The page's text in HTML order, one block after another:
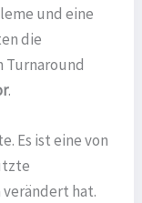
und eine
die
Turnaround
.
Es ist eine von
hat.